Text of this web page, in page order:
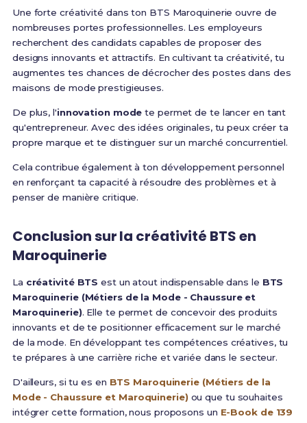
Une forte créativité dans ton BTS Maroquinerie ouvre de
nombreuses portes professionnelles. Les employeurs
recherchent des candidats capables de proposer des
designs innovants et attractifs. En cultivant ta créativité, tu
augmentes tes chances de décrocher des postes dans des
maisons de mode prestigieuses.
De plus, l'innovation mode te permet de te lancer en tant
qu'entrepreneur. Avec des idées originales, tu peux créer ta
propre marque et te distinguer sur un marché concurrentiel.
Cela contribue également à ton développement personnel
en renforçant ta capacité à résoudre des problèmes et à
penser de manière critique.
Conclusion sur la créativité BTSen
Maroquinerie
La créativité BTS est un atout indispensable dans le BTS
Maroquinerie (Métiers de la Mode - Chaussure et
Maroquinerie). Elle te permet de concevoir des produits
innovants et de te positionner efficacement sur le marché
de la mode. En développant tes compétences créatives, tu
te prépares à une carrière riche et variée dans le secteur.
D'ailleurs, si tu es en BTS Maroquinerie (Métiers de la
Mode - Chaussure et Maroquinerie) ou que tu souhaites
intégrer cette formation, nous proposons un E-Book de 139